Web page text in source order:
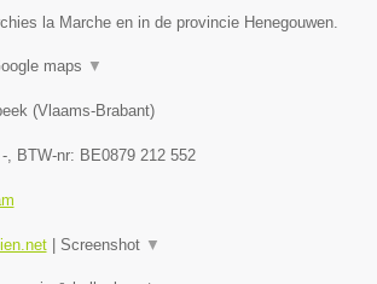
la Marche en in de provincie Henegouwen.
maps ▼
(Vlaams-Brabant)
-, BTW-nr: BE0879 212 552
| Screenshot ▼